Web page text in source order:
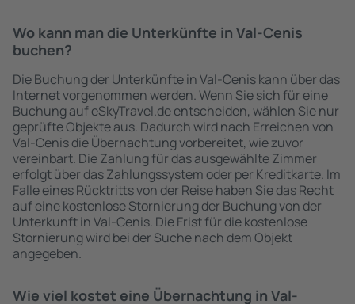
Wo kann man die Unterkünfte in Val-Cenis
buchen?
Die Buchung der Unterkünfte in Val-Cenis kann über das
Internet vorgenommen werden. Wenn Sie sich für eine
Buchung auf eSkyTravel.de entscheiden, wählen Sie nur
geprüfte Objekte aus. Dadurch wird nach Erreichen von
Val-Cenis die Übernachtung vorbereitet, wie zuvor
vereinbart. Die Zahlung für das ausgewählte Zimmer
erfolgt über das Zahlungssystem oder per Kreditkarte. Im
Falle eines Rücktritts von der Reise haben Sie das Recht
auf eine kostenlose Stornierung der Buchung von der
Unterkunft in Val-Cenis. Die Frist für die kostenlose
Stornierung wird bei der Suche nach dem Objekt
angegeben.
Wie viel kostet eine Übernachtung in Val-